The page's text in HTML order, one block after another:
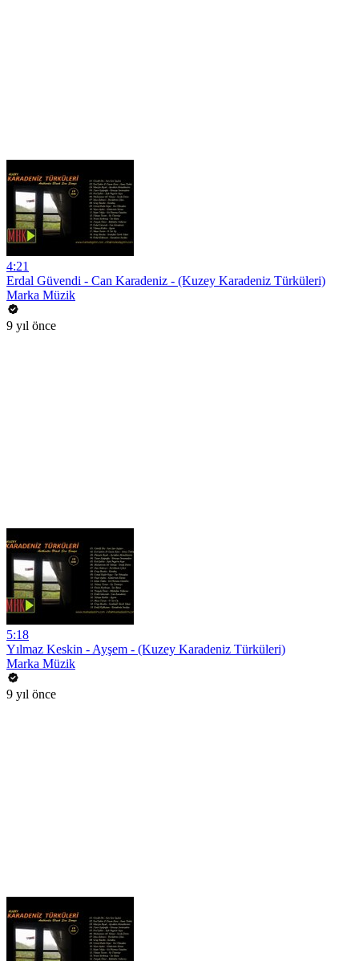
4:21
Erdal Güvendi - Can Karadeniz - (Kuzey Karadeniz Türküleri)
Marka Müzik
9 yıl önce
5:18
Yılmaz Keskin - Ayşem - (Kuzey Karadeniz Türküleri)
Marka Müzik
9 yıl önce